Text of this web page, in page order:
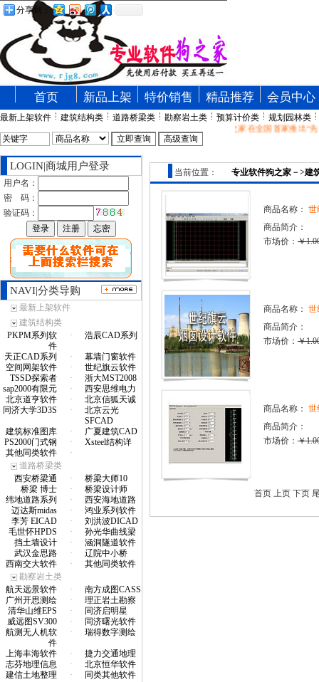
首页 新品上架 特价销售 精品推荐 会员中心
最新上架软件 建筑结构类 道路桥梁类 勘察岩土类 预算计价类
规划园林类
专业软件狗之家在全国首家推出“先
LOGIN|商城用户登录
用户名：
密 码：
验证码：
NAVI|分类导购
最新上架软件
建筑结构类
PKPM系列软
件
· 浩辰CAD系列
天正CAD系列 ·
幕墙门窗软件
空间网架软件
·
世纪旗云软件
TSSD探索者
·
浙大MST2008
sap2000有限元
·
西安思维电力
北京道亨软件
·
北京信狐天诚
同济大学3D3S
·
北京云光
SFCAD
建筑标准图库
·
广夏建筑CAD
PS2000门式钢
·
Xsteel结构详
其他同类软件
·
道路桥梁类
西安桥梁通
·
桥梁大师10
桥梁 博士
·
桥梁设计师
纬地道路系列
·
西安海地道路
迈达斯midas
·
鸿业系列软件
李芳 EICAD
·
刘洪波DICAD
毛世怀HPDS
·
孙光华曲线梁
挡土墙设计
·
涵洞隧道软件
武汉金思路
·
辽院中小桥
西南交大软件
·
其他同类软件
勘察岩土类
航天远景软件
·
南方成图CASS
广州开思测绘
·
理正岩土勘察
清华山维EPS
·
同济启明星
威远图SV300
·
同济曙光软件
航测无人机软
件
· 瑞得数字测绘
上海丰海软件 ·
捷力交通地理
志芬地理信息
·
北京恒华软件
建信土地整理
·
同类其他软件
当前位置： 专业软件狗之家 －>建
商品名称： 世
商品简介：
市场价： ￥
商品名称： 世
商品简介：
市场价： ￥
商品名称： 世
商品简介：
市场价： ￥
首页 上页 下页
分享到：